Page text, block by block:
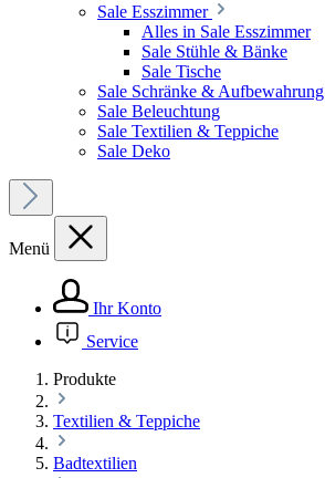
Sale Esszimmer
Alles in Sale Esszimmer
Sale Stühle & Bänke
Sale Tische
Sale Schränke & Aufbewahrung
Sale Beleuchtung
Sale Textilien & Teppiche
Sale Deko
Menü
Ihr Konto
Service
Produkte
Textilien & Teppiche
Badtextilien